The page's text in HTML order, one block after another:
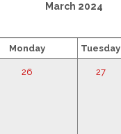
March 2024
Monday Tuesday
26 27